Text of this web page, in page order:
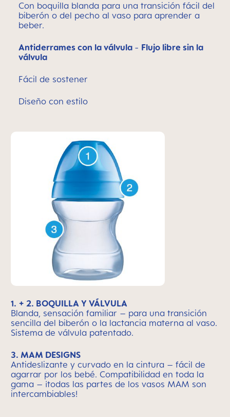
Con boquilla blanda para una transición fácil del
biberón o del pecho al vaso para aprender a
beber.
Antiderrames con la válvula - Flujo libre sin la
válvula
Fácil de sostener
Diseño con estilo
1. + 2. BOQUILLA Y VÁLVULA
Blanda, sensación familiar – para una transición
sencilla del biberón o la lactancia materna al vaso.
Sistema de válvula patentado.
3. MAM DESIGNS
Antideslizante y curvado en la cintura – fácil de
agarrar por los bebé. Compatibilidad en toda la
gama – ¡todas las partes de los vasos MAM son
intercambiables!